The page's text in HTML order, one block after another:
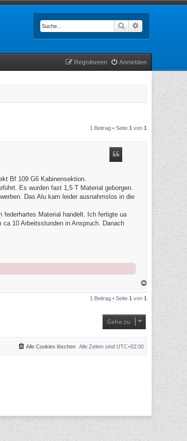
Suche
Anmelden
Registrieren
1 Beitrag • Seite 1 von 1
Bf 109 G6 Kabinensektion.
Es wurden fast 1,5 T Material geborgen.
Das Alu kam leider ausnahmslos in die
federhartes Material handelt. Ich fertigte ua
10 Arbeitsstunden in Anspruch. Danach
N
1 Beitrag • Seite 1 von 1
Gehe zu
Alle Zeiten sind UTC+02:00
Alle Cookies löschen